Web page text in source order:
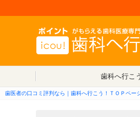
歯科へ行こ
歯医者の口コミ評判なら｜歯科へ行こう！ＴＯＰペー